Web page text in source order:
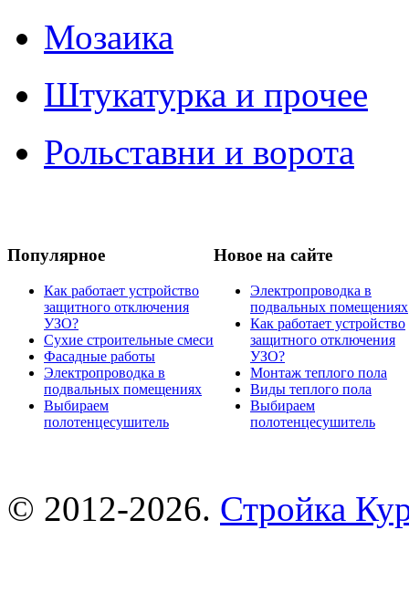
Мозаика
Штукатурка и прочее
Рольставни и ворота
Популярное
Как работает устройство
защитного отключения
УЗО?
Сухие строительные смеси
Фасадные работы
Электропроводка в
подвальных помещениях
Выбираем
полотенцесушитель
Новое на сайте
Электропроводка в
подвальных помещениях
Как работает устройство
защитного отключения
УЗО?
Монтаж теплого пола
Виды теплого пола
Выбираем
полотенцесушитель
© 2012-2026. Стройка